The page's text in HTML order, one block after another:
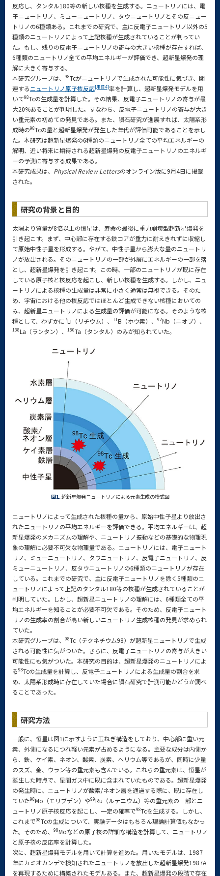
反応し、タンタル180等の新しい核種を生成する。ニュートリノには、電
子ニュートリノ、ミューニュートリノ、タウニュートリノとその反ニュー
トリノの6種類ある。これまでの研究で、主に反電子ニュートリノ以外の5
種類のニュートリノによって上記核種が生成されていることが判ってい
た。もし、残りの反電子ニュートリノの寄与の大きい核種が存在すれば、
6種類のニュートリノ全ての平均エネルギーが評価でき、超新星爆発の理
解に大きく寄与する。
本研究グループは、
98Tcがニュートリノで生成された可能性に気づき、関
連するニュートリノ原子核反応[用語4]率を計算し、超新星爆発モデルを用
いて98Tcの生成量を計算した。その結果、反電子ニュートリノの寄与が最
大20%あることが判明した。すなわち、反電子ニュートリノの寄与が大き
い重元素の初めての発見である。また、隕石研究が進展すれば、太陽系形
成時の98Tcの量と超新星爆発が発生した年代が評価可能であることを示し
た。本研究は超新星爆発の6種類のニュートリノ全ての平均エネルギーの
解明、近い将来に期待される超新星爆発の反電子ニュートリノのエネルギ
ーの予測に寄与する成果である。
本研究成果は、 Physical Review Lettersのオンライン版に9月4日に掲載
された。
研究の背景と目的
太陽より質量が8倍以上の恒星は、寿命の最後に重力崩壊型超新星爆発を
引き起こす。まず、中心部に存在する鉄コアが重力に耐えきれずに収縮し
て原始中性子星を形成する。やがて、中性子星から膨大な量のニュートリ
ノが放出される。そのニュートリノの一部が外層にエネルギーの一部を落
とし、超新星爆発を引き起こす。この時、一部のニュートリノが既に存在
している原子核と核反応を起こし、新しい核種を生成する。しかし、ニュ
ートリノによる核種の生成量は非常に小さく通常は無視できる。そのた
め、宇宙における他の核反応ではほとんど生成できない核種においての
み、超新星ニュートリノによる生成量の評価が可能になる。そのような核
種として、わずかに7Li（リチウム）、 11B（ホウ素）、 92Nb（ニオブ）、
138La（ランタン）、 180Ta（タンタル）のみが知られていた。
図1.超新星爆発ニュートリノによる元素生成の模式図
ニュートリノによって生成された核種の量から、原始中性子星より放出さ
れたニュートリノの平均エネルギーを評価できる。平均エネルギーは、超
新星爆発のメカニズムの理解や、ニュートリノ振動などの基礎的な物理現
象の理解に必要不可欠な物理量である。ニュートリノには、電子ニュート
リノ、ミューニュートリノ、タウニュートリノ、反電子ニュートリノ、反
ミューニュートリノ、反タウニュートリノの6種類のニュートリノが存在
している。これまでの研究で、主に反電子ニュートリノを除く5種類のニ
ュートリノによって上記のタンタル180等の核種が生成されていることが
判明していた。しかし、超新星ニュートリノの理解には、6種類全ての平
均エネルギーを知ることが必要不可欠である。そのため、反電子ニュート
リノの生成率の割合が高い新しいニュートリノ生成核種の発見が求められ
ていた。
本研究グループは、
98Tc（テクネチウム98）が超新星ニュートリノで生成
される可能性に気がついた。さらに、反電子ニュートリノの寄与が大きい
可能性にも気がついた。本研究の目的は、超新星爆発のニュートリノによ
る98Tcの生成量を計算し、反電子ニュートリノによる生成量の割合を求
め、太陽系形成時に存在していた場合に隕石研究で計測可能かどうか調べ
ることであった。
研究方法
一般に、恒星は図1に示すように玉ねぎ構造をしており、中心部に重い元
素、外側になるにつれ軽い元素が占めるようになる。主要な成分は内側か
ら、鉄、ケイ素、ネオン、酸素、炭素、ヘリウム等であるが、同時に少量
のスズ、金、ウラン等の重元素も含んでいる。これらの重元素は、恒星が
誕生した時点で、星間ガス中に既に含まれていたものである。超新星爆発
の発生時に、ニュートリノが酸素/ネオン層を通過する際に、既に存在し
ていた98Mo（モリブデン）や99Ru（ルテニウム）等の重元素の一部とニ
ュートリノ原子核反応を起こし、一定の確率で98Tcを生成する。しかし、
これまで98Tcの生成について、実験データはもちろん理論計算値もなかっ
た。そのため、
98Moなどの原子核の詳細な構造を計算して、ニュートリノ
と原子核の反応率を計算した。
次に、超新星爆発モデルを用いて計算を進めた。用いたモデルは、1987
年にカミオカンデで検知されたニュートリノを放出した超新星爆発1987A
を再現するために構築されたモデルある。また、超新星爆発の段階で存在